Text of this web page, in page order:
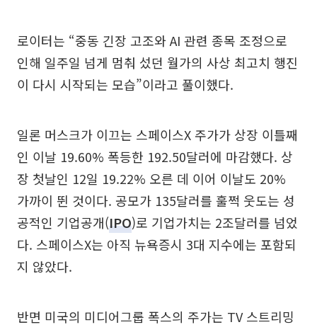
로이터는 “중동 긴장 고조와 AI 관련 종목 조정으로
인해 일주일 넘게 멈춰 섰던 월가의 사상 최고치 행진
이 다시 시작되는 모습”이라고 풀이했다.
일론 머스크가 이끄는 스페이스X 주가가 상장 이틀째
인 이날 19.60% 폭등한 192.50달러에 마감했다. 상
장 첫날인 12일 19.22% 오른 데 이어 이날도 20%
가까이 뛴 것이다. 공모가 135달러를 훌쩍 웃도는 성
공적인 기업공개(IPO)로 기업가치는 2조달러를 넘었
다. 스페이스X는 아직 뉴욕증시 3대 지수에는 포함되
지 않았다.
반면 미국의 미디어그룹 폭스의 주가는 TV 스트리밍